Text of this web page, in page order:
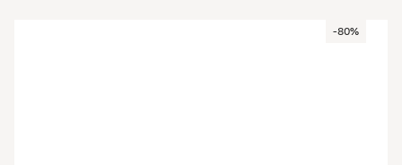
-80%